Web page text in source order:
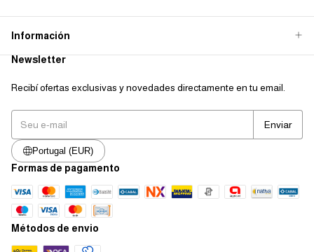
Información
Newsletter
Recibí ofertas exclusivas y novedades directamente en tu email.
Portugal (EUR)
Formas de pagamento
Métodos de envio